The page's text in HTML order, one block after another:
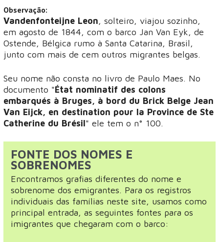
Observação:
Vandenfonteijne Leon, solteiro, viajou sozinho,
em agosto de 1844, com o barco Jan Van Eyk, de
Ostende, Bélgica rumo à Santa Catarina, Brasil,
junto com mais de cem outros migrantes belgas.
Seu nome não consta no livro de Paulo Maes. No
documento "État nominatif des colons
embarqués à Bruges, à bord du Brick Belge Jean
Van Eijck, en destination pour la Province de Ste
Catherine du Brésil" ele tem o n° 100.
FONTE DOS NOMES E
SOBRENOMES
Encontramos grafias diferentes do nome e
sobrenome dos emigrantes. Para os registros
individuais das famílias neste site, usamos como
principal entrada, as seguintes fontes para os
imigrantes que chegaram com o barco: